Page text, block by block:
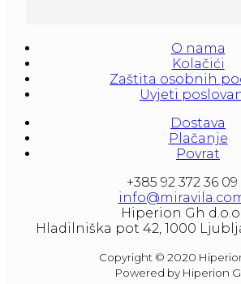
At our partners Miravila O nama
Kolačići
Zaštita osobnih
Uvjeti
Dostava
Plačanje
Povrat
+385 92 372 36 09
Hiperion Gh d.o.o.
Hladilniška pot 42, 1000
Copyright © 2020
Powered by Hiperion